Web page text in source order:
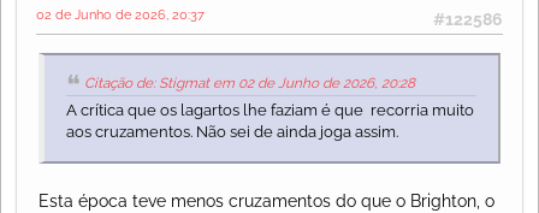
#122586
02 de Junho de 2026, 20:37
Citação de: Stigmat em 02 de Junho de 2026, 20:28
A crítica que os lagartos lhe faziam é que recorria muito
aos cruzamentos. Não sei de ainda joga assim.
Esta época teve menos cruzamentos do que o Brighton, o